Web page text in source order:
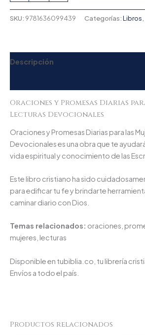
SKU: 9781636099439 Categorías:Libros,
Descripción
Oraciones y Promesas Diarias
Lecturas Devocionales
Oraciones y Promesas Diarias para las
Devocionales es una obra que te
vida espiritual y conocimiento de las
Este libro cristiano ha sido
para edificar tu fe y brindarte
caminar diario con Dios.
Temas relacionados: oraciones,
mujeres, lecturas
Disponible en tubiblia.co, tu librería
Envíos a todo el país.
Productos relacionados